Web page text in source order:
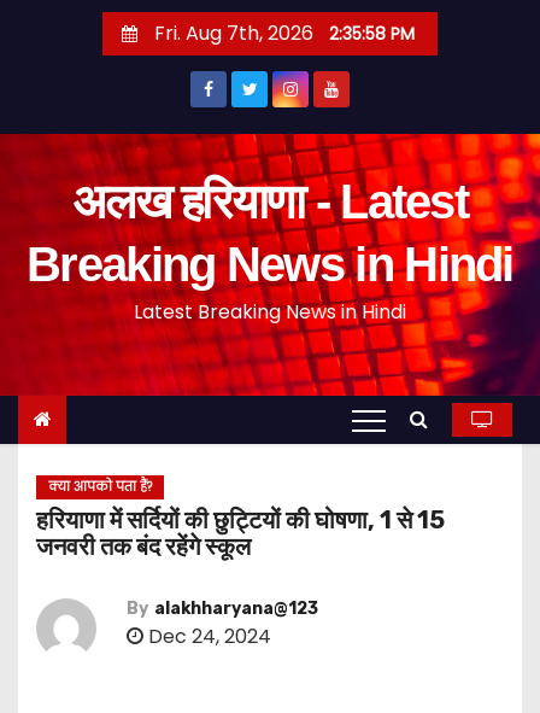
Fri. Aug 7th, 2026 2:35:59 PM
अलख हरियाणा - Latest
Breaking News in Hindi
Latest Breaking News in Hindi
क्या आपको पता हैं?
हरियाणा में सर्दियों की छुट्टियों की घोषणा, 1 से 15
जनवरी तक बंद रहेंगे स्कूल
By alakhharyana@123
Dec 24, 2024